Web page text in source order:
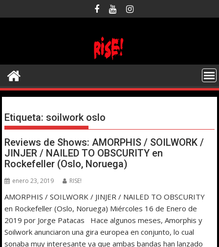
al
Etiqueta: soilwork oslo
Reviews de Shows: AMORPHIS / SOILWORK /
JINJER / NAILED TO OBSCURITY en
Rockefeller (Oslo, Noruega)
enero 23, 2019 RISE!
AMORPHIS / SOILWORK / JINJER / NAILED TO OBSCURITY
en Rockefeller (Oslo, Noruega) Miércoles 16 de Enero de
2019 por Jorge Patacas Hace algunos meses, Amorphis y
Soilwork anunciaron una gira europea en conjunto, lo cual
sonaba muy interesante ya que ambas bandas han lanzado